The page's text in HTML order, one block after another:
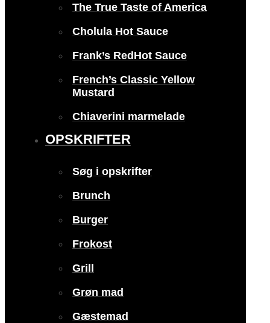
The True Taste of America
Cholula Hot Sauce
Frank’s RedHot Sauce
French’s Classic Yellow
Mustard
Chiaverini marmelade
OPSKRIFTER
Søg i opskrifter
Brunch
Burger
Frokost
Grill
Grøn mad
Gæstemad